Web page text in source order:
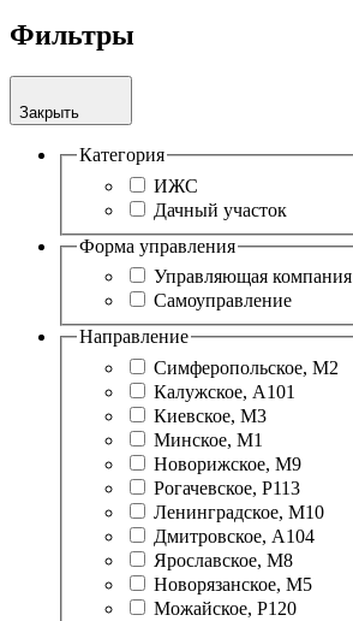
Фильтры
Закрыть
Категория
ИЖС
Дачный участок
Форма управления
Управляющая компания
Самоуправление
Направление
Симферопольское, М2
Калужское, А101
Киевское, М3
Минское, М1
Новорижское, М9
Рогачевское, Р113
Ленинградское, М10
Дмитровское, А104
Ярославское, М8
Новорязанское, М5
Можайское, Р120